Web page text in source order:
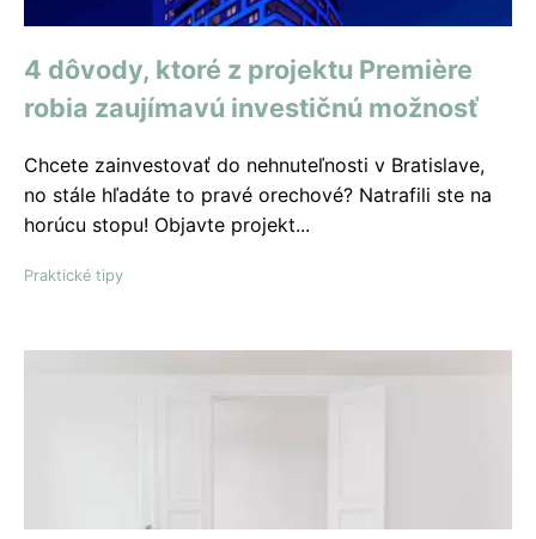
4 dôvody, ktoré z projektu Premiѐre
robia zaujímavú investičnú možnosť
Chcete zainvestovať do nehnuteľnosti v Bratislave,
no stále hľadáte to pravé orechové? Natrafili ste na
horúcu stopu! Objavte projekt...
Praktické tipy